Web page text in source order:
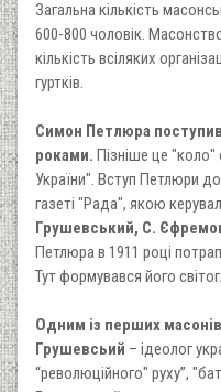
Загальна кількість
600-800 чоловік.
кількість всіляких
гуртків.
Симон Петлюра
роками. Пізніше це
України". Вступ Петлюри
газеті "Рада", якою
Грушевський, С.
Петлюра в 1911 році
Тут формувався його
Одним із перших
Грушевсьий – ідеолог
“революційного" руху”,